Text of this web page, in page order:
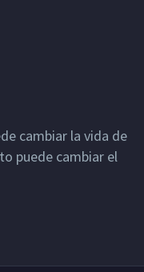
cambiar la vida de
puede cambiar el